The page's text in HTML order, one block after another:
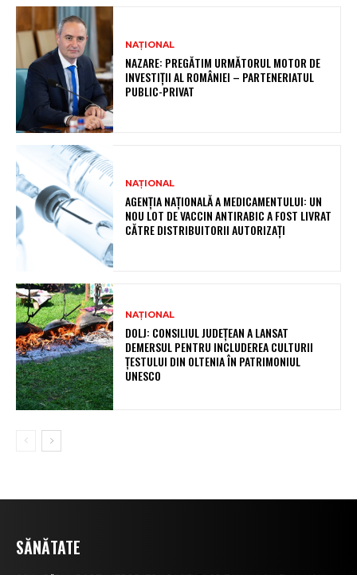
NAȚIONAL
NAZARE: PREGĂTIM URMĂTORUL MOTOR DE
INVESTIȚII AL ROMÂNIEI – PARTENERIATUL
PUBLIC-PRIVAT
NAȚIONAL
AGENȚIA NAȚIONALĂ A MEDICAMENTULUI: UN
NOU LOT DE VACCIN ANTIRABIC A FOST LIVRAT
CĂTRE DISTRIBUITORII AUTORIZAȚI
NAȚIONAL
DOLJ: CONSILIUL JUDEȚEAN A LANSAT
DEMERSUL PENTRU INCLUDEREA CULTURII
ȚESTULUI DIN OLTENIA ÎN PATRIMONIUL
UNESCO
SĂNĂTATE